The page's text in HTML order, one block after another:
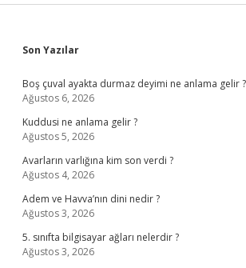
Sidebar
Son Yazılar
Boş çuval ayakta durmaz deyimi ne anlama gelir ?
Ağustos 6, 2026
Kuddusi ne anlama gelir ?
Ağustos 5, 2026
Avarların varlığına kim son verdi ?
Ağustos 4, 2026
Adem ve Havva’nın dini nedir ?
Ağustos 3, 2026
5. sınıfta bilgisayar ağları nelerdir ?
Ağustos 3, 2026